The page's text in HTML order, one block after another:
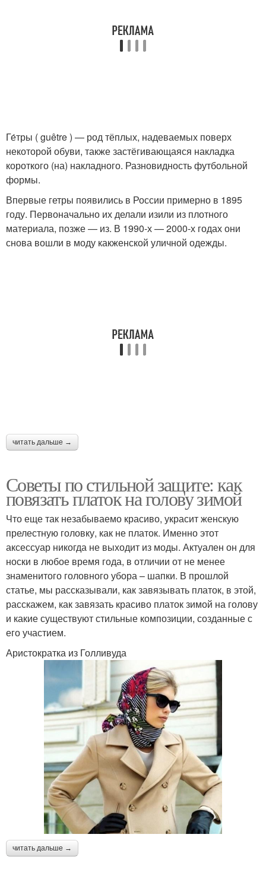
Ге́тры ( guêtre ) — род тёплых, надеваемых поверх
некоторой обуви, также застёгивающаяся накладка
короткого (на) накладного. Разновидность футбольной
формы.
Впервые гетры появились в России примерно в 1895
году. Первоначально их делали изили из плотного
материала, позже — из. В 1990-х — 2000-х годах они
снова вошли в моду какженской уличной одежды.
читать дальше →
Советы по стильной защите: как
повязать платок на голову зимой
Что еще так незабываемо красиво, украсит женскую
прелестную головку, как не платок. Именно этот
аксессуар никогда не выходит из моды. Актуален он для
носки в любое время года, в отличии от не менее
знаменитого головного убора – шапки. В прошлой
статье, мы рассказывали, как завязывать платок, в этой,
расскажем, как завязать красиво платок зимой на голову
и какие существуют стильные композиции, созданные с
его участием.
Аристократка из Голливуда
читать дальше →